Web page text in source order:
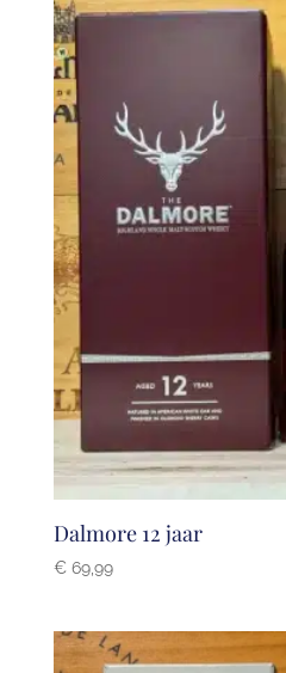
Dalmore 12 jaar
€69,99